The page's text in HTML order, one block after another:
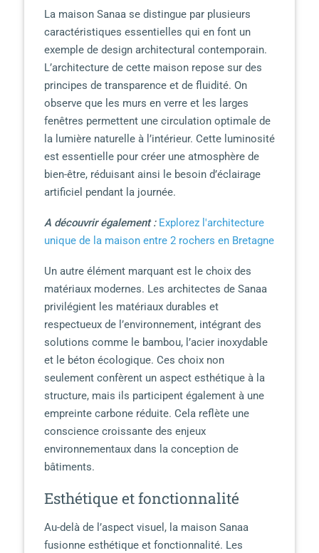
La maison Sanaa se distingue par plusieurs
caractéristiques essentielles qui en font un
exemple de design architectural contemporain.
L’architecture de cette maison repose sur des
principes de transparence et de fluidité. On
observe que les murs en verre et les larges
fenêtres permettent une circulation optimale de
la lumière naturelle à l’intérieur. Cette luminosité
est essentielle pour créer une atmosphère de
bien-être, réduisant ainsi le besoin d’éclairage
artificiel pendant la journée.
A découvrir également : Explorez l'architecture
unique de la maison entre 2 rochers en Bretagne
Un autre élément marquant est le choix des
matériaux modernes. Les architectes de Sanaa
privilégient les matériaux durables et
respectueux de l’environnement, intégrant des
solutions comme le bambou, l’acier inoxydable
et le béton écologique. Ces choix non
seulement confèrent un aspect esthétique à la
structure, mais ils participent également à une
empreinte carbone réduite. Cela reflète une
conscience croissante des enjeux
environnementaux dans la conception de
bâtiments.
Esthétique et fonctionnalité
Au-delà de l’aspect visuel, la maison Sanaa
fusionne esthétique et fonctionnalité. Les